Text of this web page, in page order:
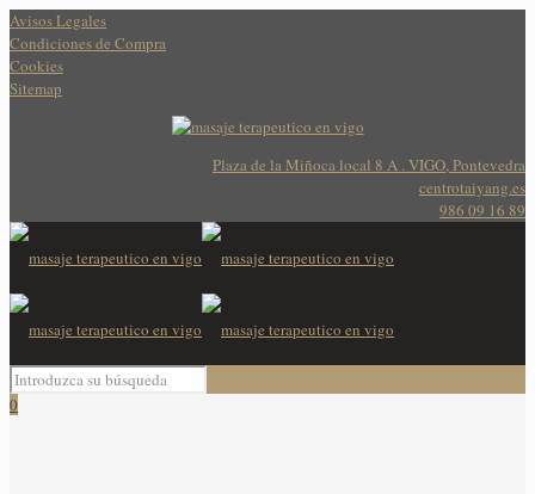
Avisos Legales
Condiciones de Compra
Cookies
Sitemap
Plaza de la Miñoca local 8 A . VIGO, Pontevedra
centrotaiyang.es
986 09 16 89
0